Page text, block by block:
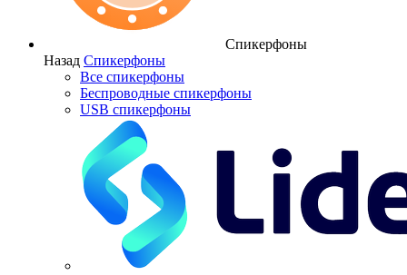
Спикерфоны
Назад Спикерфоны
Все спикерфоны
Беспроводные спикерфоны
USB спикерфоны